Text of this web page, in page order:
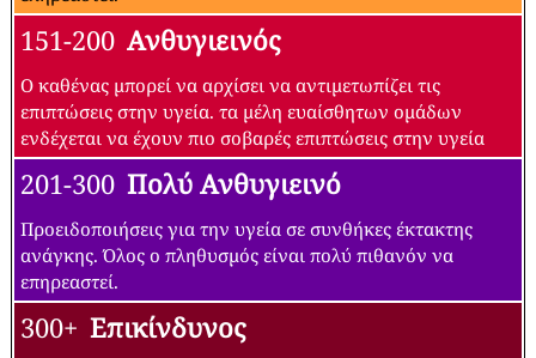
151-200 Ανθυγιεινός
Ο καθένας μπορεί να αρχίσει να αντιμετωπίζει τις
επιπτώσεις στην υγεία. τα μέλη ευαίσθητων ομάδων
ενδέχεται να έχουν πιο σοβαρές επιπτώσεις στην υγεία
201-300 Πολύ Ανθυγιεινό
Προειδοποιήσεις για την υγεία σε συνθήκες έκτακτης
ανάγκης. Όλος ο πληθυσμός είναι πολύ πιθανόν να
επηρεαστεί.
300+ Επικίνδυνος